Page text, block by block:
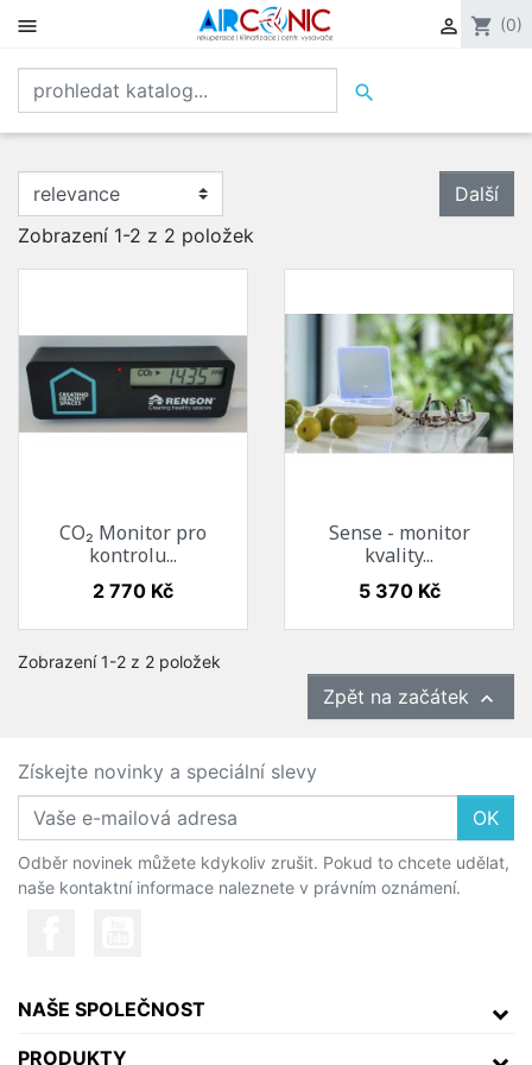
  shopping_cart (0)

Další
Zobrazení 1-2 z 2 položek
CO₂ Monitor pro
kontrolu...
Cena
2 770 Kč
Sense - monitor
kvality...
Cena
5 370 Kč
Zobrazení 1-2 z 2 položek
Zpět na začátek 
Získejte novinky a speciální slevy
OK
Odběr novinek můžete kdykoliv zrušit. Pokud to chcete udělat,
naše kontaktní informace naleznete v právním oznámení.
NAŠE SPOLEČNOST
PRODUKTY